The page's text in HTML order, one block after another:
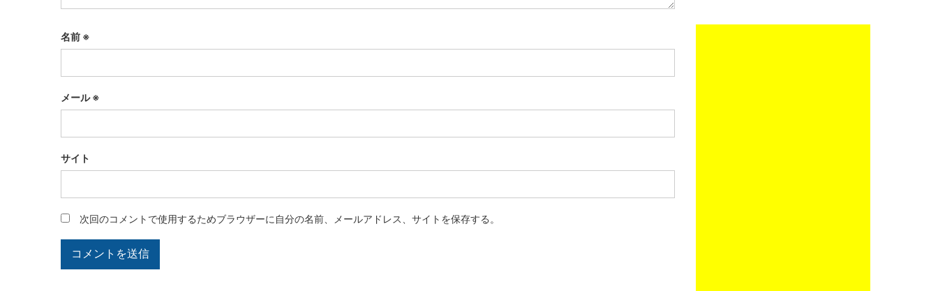
名前 ※
メール※
サイト
次回のコメントで使用するためブラウザーに自分の名前、メールアドレス、サイトを保存する。